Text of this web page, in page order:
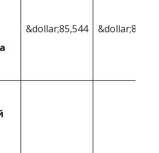
&dollar;85,544